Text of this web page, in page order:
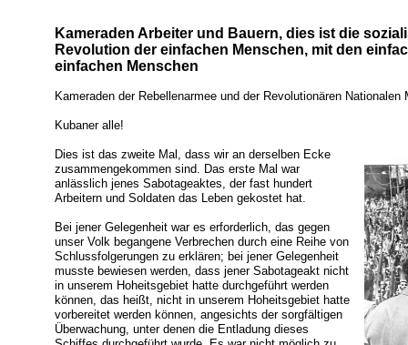
Kameraden Arbeiter und Bauern, dies ist die
Revolution der einfachen Menschen, mit den
einfachen Menschen
Kameraden der Rebellenarmee und der Revolutionären Nationalen
Kubaner alle!
Dies ist das zweite Mal, dass wir an derselben Ecke
zusammengekommen sind. Das erste Mal war
anlässlich jenes Sabotageaktes, der fast hundert
Arbeitern und Soldaten das Leben gekostet hat.
Bei jener Gelegenheit war es erforderlich, das gegen
unser Volk begangene Verbrechen durch eine Reihe von
Schlussfolgerungen zu erklären; bei jener Gelegenheit
musste bewiesen werden, dass jener Sabotageakt nicht
in unserem Hoheitsgebiet hatte durchgeführt werden
können, das heißt, nicht in unserem Hoheitsgebiet hatte
vorbereitet werden können, angesichts der sorgfältigen
Überwachung, unter denen die Entladung dieses